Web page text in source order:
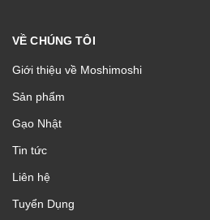
VỀ CHÚNG TÔI
Giới thiệu về Moshimoshi
Sản phẩm
Gạo Nhật
Tin tức
Liên hệ
Tuyển Dụng